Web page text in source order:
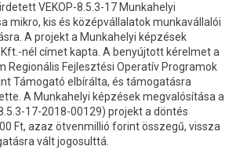
VEKOP-8.5.3-17 Munkahelyi
mikro, kis és középvállalatok munkavállalói
A projekt a Munkahelyi képzések
nél címet kapta. A benyújtott kérelmet a
Regionális Fejlesztési Operatív Programok
Támogató elbírálta, és támogatásra
A Munkahelyi képzések megvalósítása a
17-2018-00129) projekt a döntés
Ft, azaz ötvenmillió forint összegű, vissza
vált jogosulttá.